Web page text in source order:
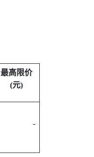
最高限价
(元)
-